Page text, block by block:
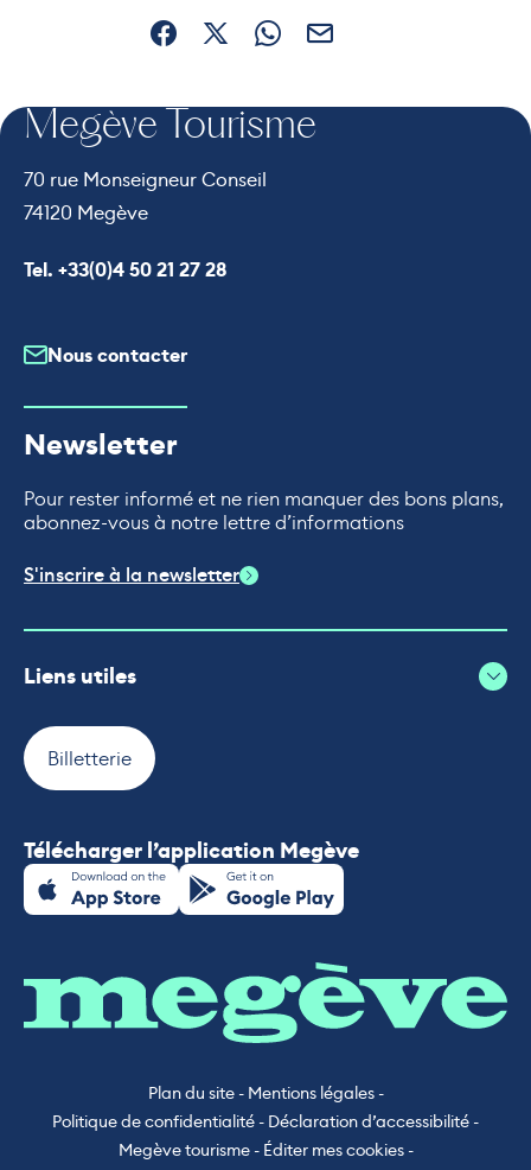
Partager sur Facebook (nouvelle fenêtre)
Partager sur X / Twitter (nouvelle
Partager sur WhatsApp
Partager par mail
Megève Tourisme
70 rue Monseigneur Conseil
74120 Megève
Appeler le
Tel. +33(0)4 50 21 27 28
Nous contacter
Newsletter
Pour rester informé et ne rien manquer des bons plans,
abonnez-vous à notre lettre d’informations
S'inscrire à la newsletter
Liens utiles
Billetterie
Télécharger l’application Megève
Plan du site - Mentions légales -
Politique de confidentialité - Déclaration d’accessibilité -
Megève tourisme - Éditer mes cookies -